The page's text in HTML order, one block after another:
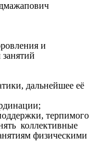
и
дальнейшее её
терпимого
коллективные
физическими